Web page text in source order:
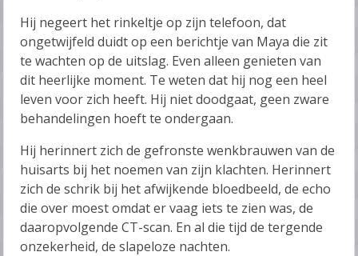
Hij negeert het rinkeltje op zijn telefoon, dat
ongetwijfeld duidt op een berichtje van Maya die zit
te wachten op de uitslag. Even alleen genieten van
dit heerlijke moment. Te weten dat hij nog een heel
leven voor zich heeft. Hij niet doodgaat, geen zware
behandelingen hoeft te ondergaan.
Hij herinnert zich de gefronste wenkbrauwen van de
huisarts bij het noemen van zijn klachten. Herinnert
zich de schrik bij het afwijkende bloedbeeld, de echo
die over moest omdat er vaag iets te zien was, de
daaropvolgende CT-scan. En al die tijd de tergende
onzekerheid, de slapeloze nachten.